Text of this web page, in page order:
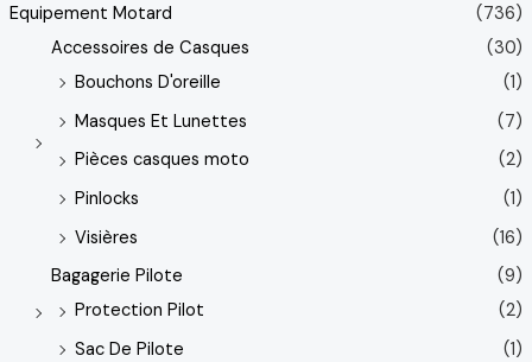
Equipement Motard
(736)
Accessoires de Casques
(30)
Bouchons D'oreille
(1)
Masques Et Lunettes
(7)
Pièces casques moto
(2)
Pinlocks
(1)
Visières
(16)
Bagagerie Pilote
(9)
Protection Pilot
(2)
Sac De Pilote
(1)